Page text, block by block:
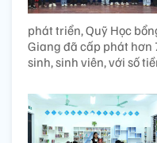
phát triển, Quỹ Học
Giang đã cấp phát hơn
sinh, sinh viên, với số